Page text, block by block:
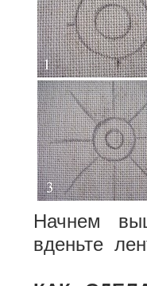
Начнем
вденьте